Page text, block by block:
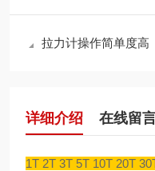
拉力计操作简单度高
详细介绍 在线留
1T 2T 3T 5T 10T 20T